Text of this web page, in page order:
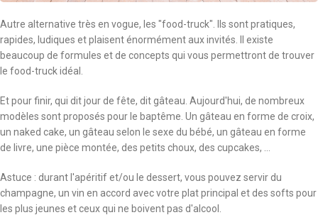
Autre alternative très en vogue, les "food-truck". Ils sont pratiques,
rapides, ludiques et plaisent énormément aux invités. Il existe
beaucoup de formules et de concepts qui vous permettront de trouver
le food-truck idéal.
Et pour finir, qui dit jour de fête, dit gâteau. Aujourd'hui, de nombreux
modèles sont proposés pour le baptême. Un gâteau en forme de croix,
un naked cake, un gâteau selon le sexe du bébé, un gâteau en forme
de livre, une pièce montée, des petits choux, des cupcakes, ...
Astuce : durant l'apéritif et/ou le dessert, vous pouvez servir du
champagne, un vin en accord avec votre plat principal et des softs pour
les plus jeunes et ceux qui ne boivent pas d'alcool.